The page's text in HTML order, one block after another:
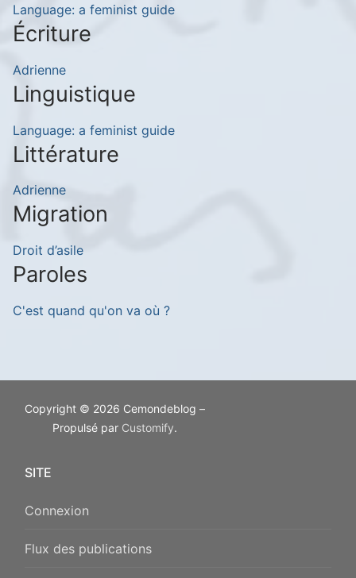
Language: a feminist guide
Écriture
Adrienne
Linguistique
Language: a feminist guide
Littérature
Adrienne
Migration
Droit d’asile
Paroles
C'est quand qu'on va où ?
Copyright © 2026 Cemondeblog –
Propulsé par Customify.
SITE
Connexion
Flux des publications